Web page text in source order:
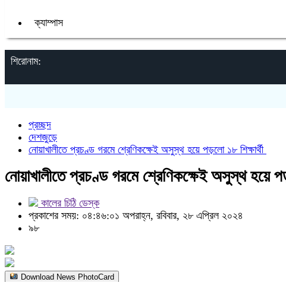
ক্যাম্পাস
শিরোনাম:
প্রচ্ছদ
দেশজুড়ে
নোয়াখালীতে প্রচণ্ড গরমে শ্রেণিকক্ষেই অসুস্থ হয়ে পড়লো ১৮ শিক্ষার্থী
নোয়াখালীতে প্রচণ্ড গরমে শ্রেণিকক্ষেই অসুস্থ হয়ে
কালের চিঠি ডেস্ক
প্রকাশের সময়: ০৪:৪৬:০১ অপরাহ্ন, রবিবার, ২৮ এপ্রিল ২০২৪
৯৮
Download News PhotoCard